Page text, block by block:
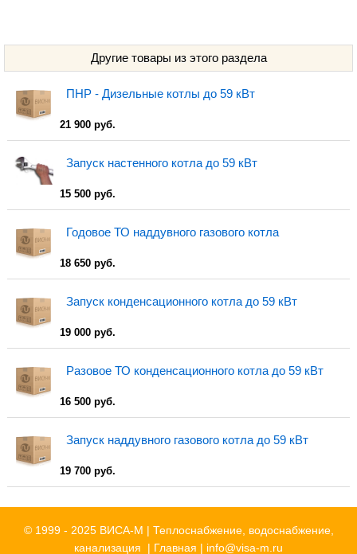
Другие товары из этого раздела
ПНР - Дизельные котлы до 59 кВт
21 900 руб.
Запуск настенного котла до 59 кВт
15 500 руб.
Годовое ТО наддувного газового котла
18 650 руб.
Запуск конденсационного котла до 59 кВт
19 000 руб.
Разовое ТО конденсационного котла до 59 кВт
16 500 руб.
Запуск наддувного газового котла до 59 кВт
19 700 руб.
© 1999 - 2025 ВИСА-М | Теплоснабжение, водоснабжение,
канализация | Главная | info@visa-m.ru